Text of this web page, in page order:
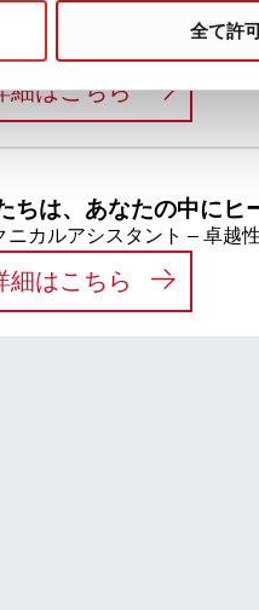
全て許
is not always science. But
細はこちら:LIFE
ちは、あなたの中にヒ
ニカルアシスタント – 卓越
細はこちら 私たちは